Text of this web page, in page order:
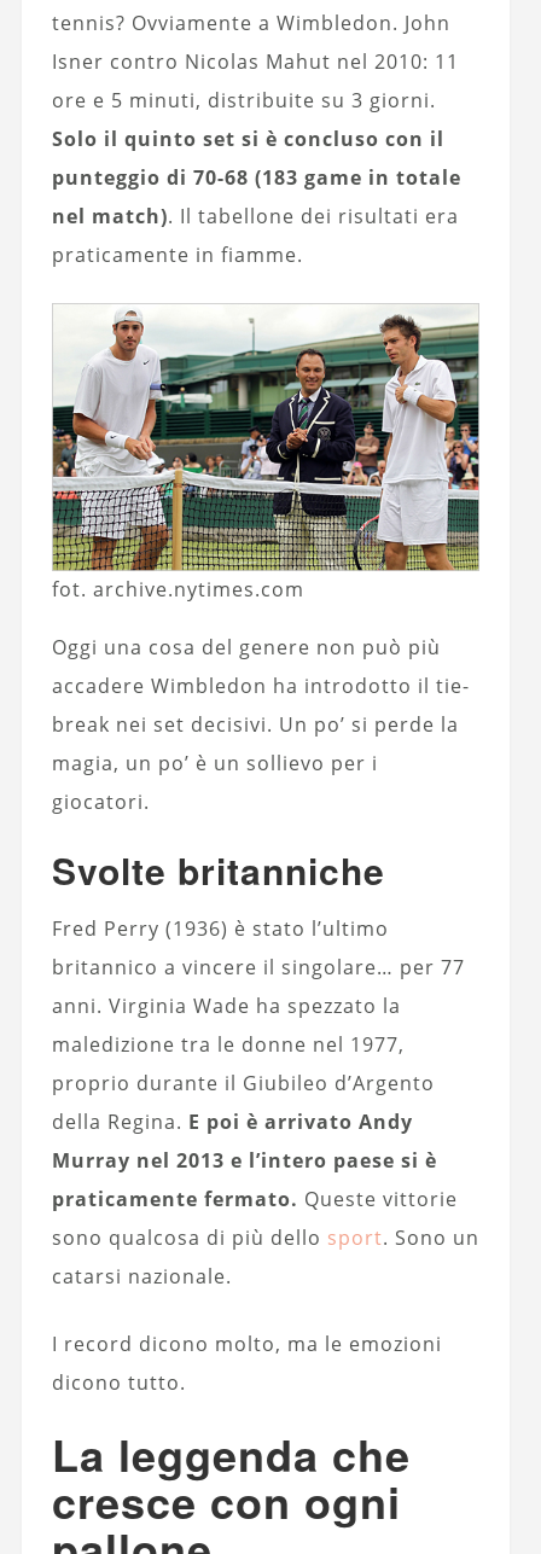
tennis? Ovviamente a Wimbledon. John
Isner contro Nicolas Mahut nel 2010: 11
ore e 5 minuti, distribuite su 3 giorni.
Solo il quinto set si è concluso con il
punteggio di 70-68 (183 game in totale
nel match). Il tabellone dei risultati era
praticamente in fiamme.
fot. archive.nytimes.com
Oggi una cosa del genere non può più
accadere Wimbledon ha introdotto il tie-
break nei set decisivi. Un po’ si perde la
magia, un po’ è un sollievo per i
giocatori.
Svolte britanniche
Fred Perry (1936) è stato l’ultimo
britannico a vincere il singolare… per 77
anni. Virginia Wade ha spezzato la
maledizione tra le donne nel 1977,
proprio durante il Giubileo d’Argento
della Regina. E poi è arrivato Andy
Murray nel 2013 e l’intero paese si è
praticamente fermato. Queste vittorie
sono qualcosa di più dello sport. Sono un
catarsi nazionale.
I record dicono molto, ma le emozioni
dicono tutto.
La leggenda che
cresce con ogni